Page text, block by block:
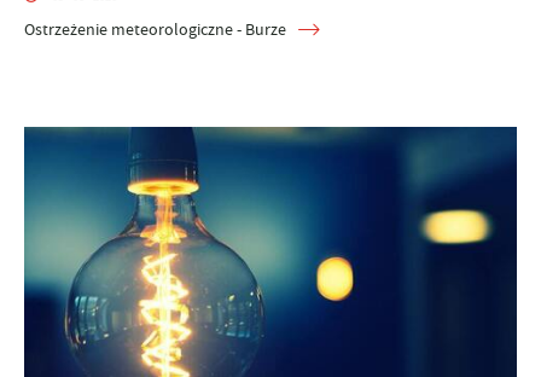
Ostrzeżenie meteorologiczne - Burze